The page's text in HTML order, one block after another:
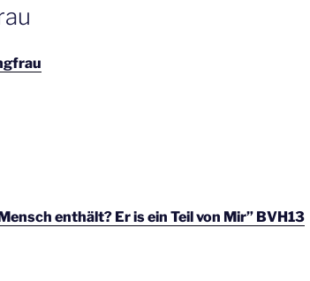
enthält? Er is ein Teil von Mir” BVH13